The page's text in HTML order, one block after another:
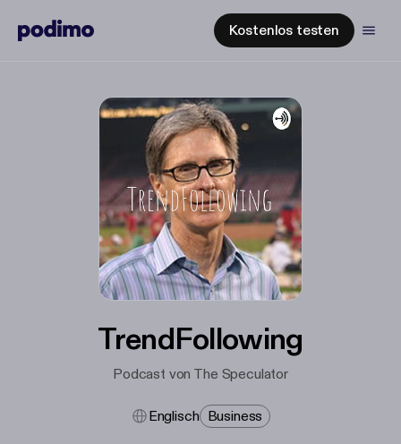
Kostenlos testen
TrendFollowing
Podcast von The Speculator
Englisch Business